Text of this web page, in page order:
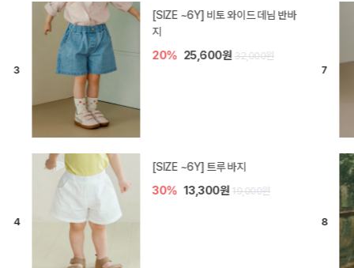
[SIZE ~6Y] 라핀 카프리 팬츠
30%
엘로디 니트 아기 바지
20% 16,000원 20,000원